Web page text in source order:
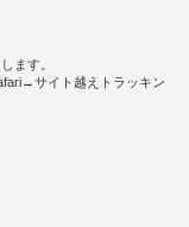
ます。
サイト越えトラッキン